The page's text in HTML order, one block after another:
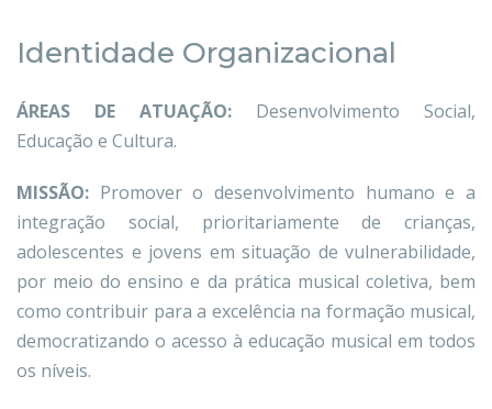
Identidade Organizacional
ÁREAS DE ATUAÇÃO: Desenvolvimento Social,
Educação e Cultura.
MISSÃO: Promover o desenvolvimento humano e a
integração social, prioritariamente de crianças,
adolescentes e jovens em situação de vulnerabilidade,
por meio do ensino e da prática musical coletiva, bem
como contribuir para a excelência na formação musical,
democratizando o acesso à educação musical em todos
os níveis.